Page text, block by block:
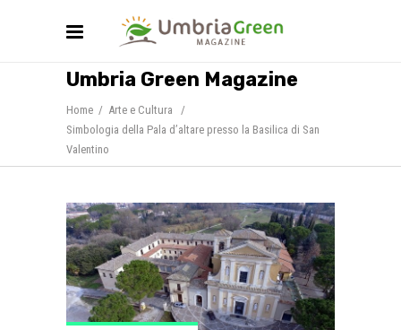
Umbria Green Magazine
Home / Arte e Cultura
/
Simbologia della Pala d’altare presso la Basilica di San
Valentino